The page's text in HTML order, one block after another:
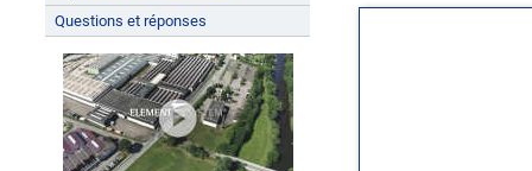
Questions et réponses